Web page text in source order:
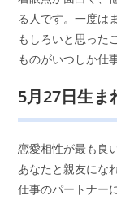
る人です。一度は
もしろいと思った
ものがいつしか仕
5月27日生ま
恋愛相性が最も良
あなたと親友にな
仕事のパートナー